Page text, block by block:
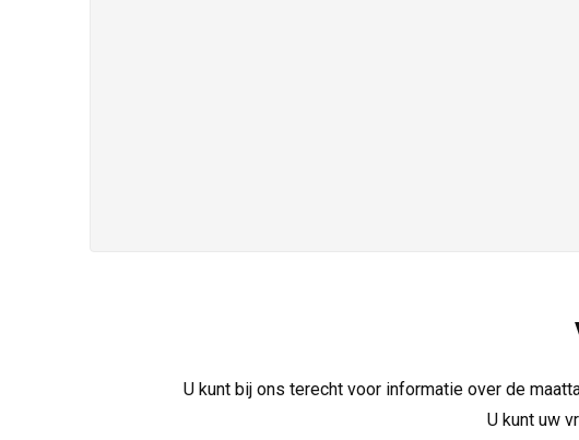
U kunt bij ons terecht voor informatie over de
U kunt uw